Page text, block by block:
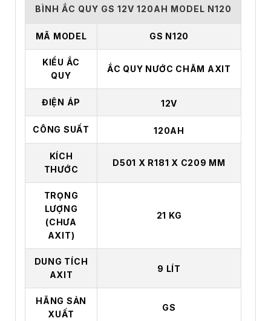
BÌNH ẮC QUY GS 12V 120AH MODEL N120
MÃ MODEL GS N120
KIỂU ẮC
QUY
ẮC QUY NƯỚC CHÂM AXIT
ĐIỆN ÁP 12V
CÔNG SUẤT 120AH
KÍCH
THƯỚC
D501 X R181 X C209 MM
TRỌNG
LƯỢNG
(CHƯA
AXIT)
21 KG
DUNG TÍCH
AXIT
9 LÍT
HÃNG SẢN
XUẤT
GS